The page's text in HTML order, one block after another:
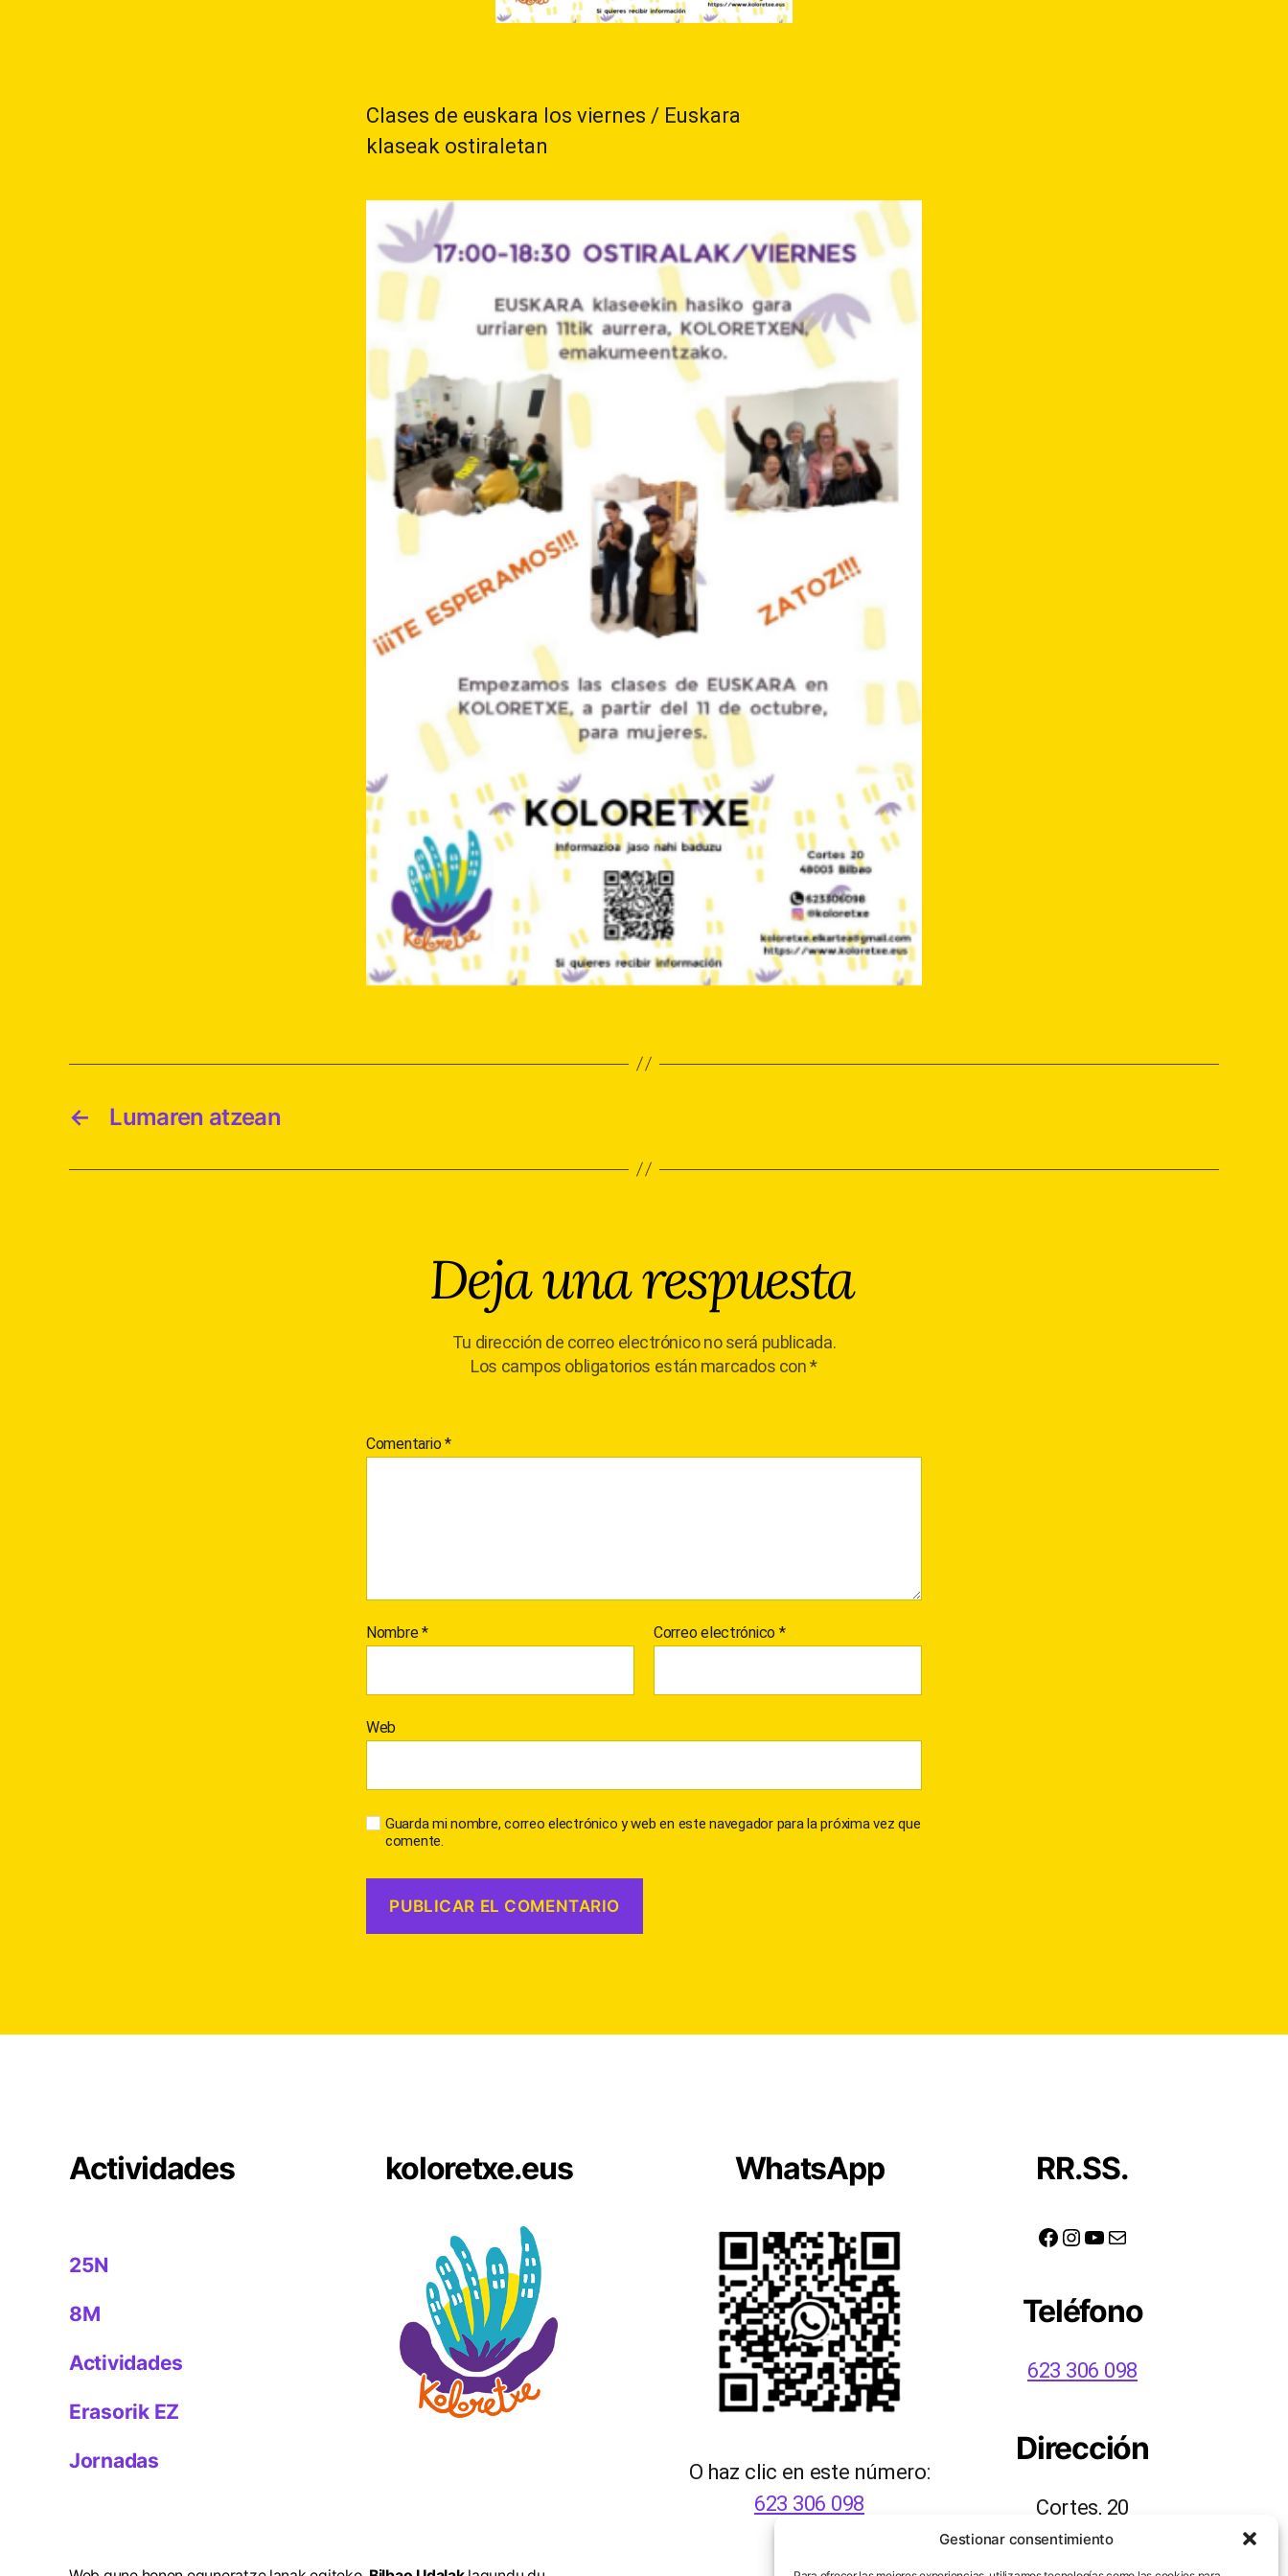
Gestionar consentimiento
Clases de euskara los viernes / Euskara
klaseak ostiraletan
← Lumaren atzean
Deja una respuesta
Tu dirección de correo electrónico no será publicada.
Los campos obligatorios están marcados con*
Comentario*
Nombre* Correo electrónico *
Web
Guarda mi nombre, correo electrónico y web en este navegador para la próxima vez que
comente.
Actividades
25N
8M
Actividades
Erasorik EZ
Jornadas
koloretxe.eus WhatsApp
O haz clic en este número:
623 306 098
RR.SS.
Facebook
Instagram
YouTube
Correo electrónico
Teléfono
623 306 098
Dirección
Cortes, 20
48003 Bilbao